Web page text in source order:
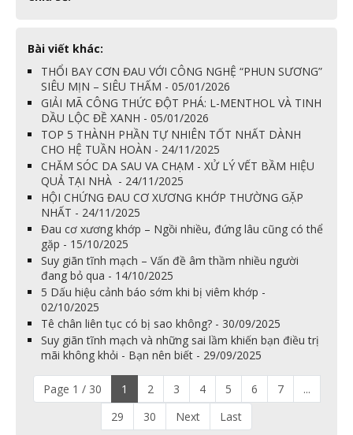
Bài viết khác:
THỔI BAY CƠN ĐAU VỚI CÔNG NGHỆ “PHUN SƯƠNG”
SIÊU MỊN – SIÊU THẤM - 05/01/2026
GIẢI MÃ CÔNG THỨC ĐỘT PHÁ: L-MENTHOL VÀ TINH
DẦU LỘC ĐỀ XANH - 05/01/2026
TOP 5 THÀNH PHẦN TỰ NHIÊN TỐT NHẤT DÀNH
CHO HỆ TUẦN HOÀN - 24/11/2025
CHĂM SÓC DA SAU VA CHẠM - XỬ LÝ VẾT BẦM HIỆU
QUẢ TẠI NHÀ - 24/11/2025
HỘI CHỨNG ĐAU CƠ XƯƠNG KHỚP THƯỜNG GẶP
NHẤT - 24/11/2025
Đau cơ xương khớp – Ngồi nhiều, đứng lâu cũng có thể
gặp - 15/10/2025
Suy giãn tĩnh mạch – Vấn đề âm thầm nhiều người
đang bỏ qua - 14/10/2025
5 Dấu hiệu cảnh báo sớm khi bị viêm khớp -
02/10/2025
Tê chân liên tục có bị sao không? - 30/09/2025
Suy giãn tĩnh mạch và những sai lầm khiến bạn điều trị
mãi không khỏi - Bạn nên biết - 29/09/2025
Page 1 / 30 1 2 3 4 5 6 7
...
29
30 Next Last